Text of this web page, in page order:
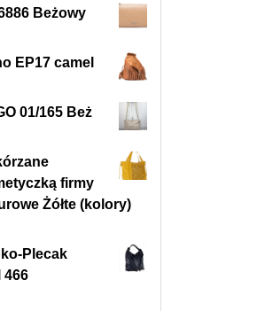
Beżowy
EP17 camel
01/165 Beż
firmy
Żółte (kolory)
Plecak
466